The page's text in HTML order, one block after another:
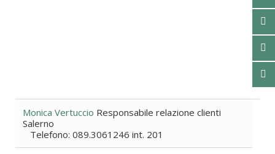
Monica Vertuccio Responsabile relazione clienti
Salerno
Telefono: 089.3061246 int. 201